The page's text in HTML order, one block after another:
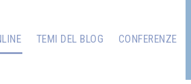
TEMI DEL BLOG
CONFERENZE